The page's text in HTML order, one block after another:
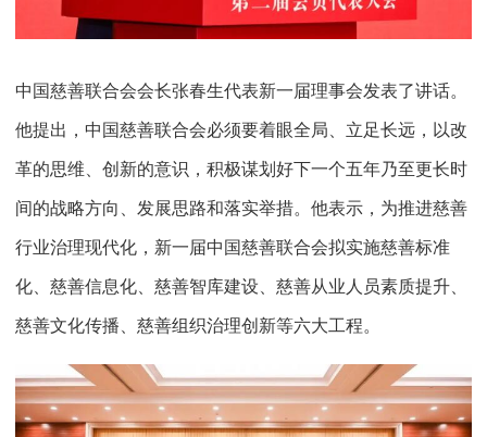
中国慈善联合会会长张春生代表新一届理事会发表了讲话。
他提出，中国慈善联合会必须要着眼全局、立足长远，以改
革的思维、创新的意识，积极谋划好下一个五年乃至更长时
间的战略方向、发展思路和落实举措。他表示，为推进慈善
行业治理现代化，新一届中国慈善联合会拟实施慈善标准
化、慈善信息化、慈善智库建设、慈善从业人员素质提升、
慈善文化传播、慈善组织治理创新等六大工程。